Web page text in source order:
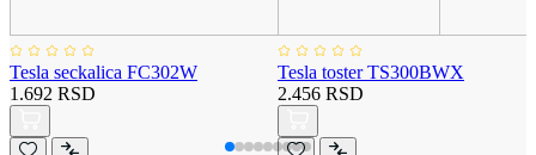
Tesla seckalica FC302W
1.692 RSD
Tesla toster TS300BWX
2.456 RSD